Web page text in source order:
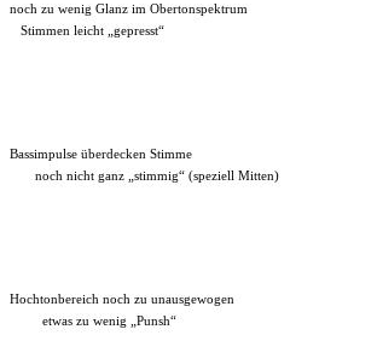
noch zu wenig Glanz im
Stimmen leicht „gepresst“
Bassimpulse
noch nicht ganz „stimmig“ (speziell Mitten)
Hochtonbereich noch zu
etwas zu wenig „Punsh“